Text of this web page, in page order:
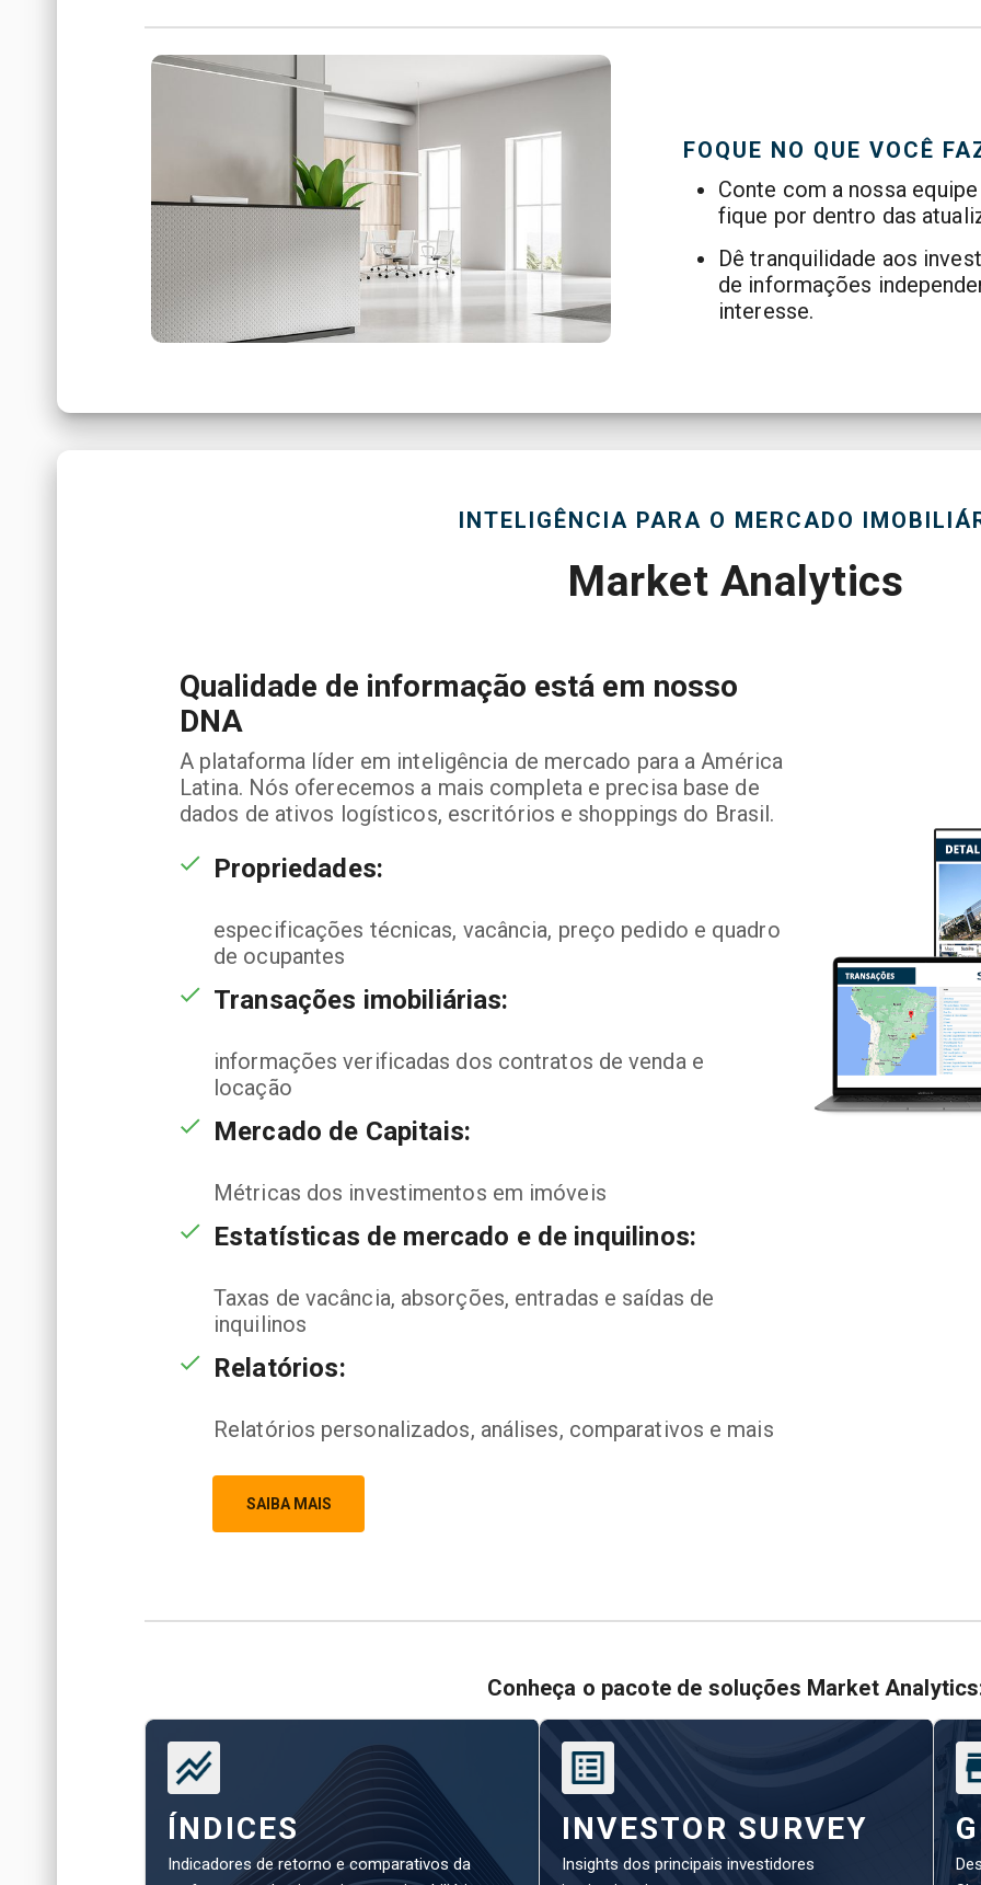
FOQUE NO QUE VOCÊ
Conte com a nossa
fique por dentro das
Dê tranquilidade aos
de informações
interesse.
INTELIGÊNCIA PARA O MERCADO
Market Analytics
Qualidade de informação está em nosso
DNA
A plataforma líder em inteligência de mercado para a América
Latina. Nós oferecemos a mais completa e precisa base de
dados de ativos logísticos, escritórios e shoppings do Brasil.
Propriedades:
especificações técnicas, vacância, preço pedido e quadro
de ocupantes
Transações imobiliárias:
informações verificadas dos contratos de venda e
locação
Mercado de Capitais:
Métricas dos investimentos em imóveis
Estatísticas de mercado e de inquilinos:
Taxas de vacância, absorções, entradas e saídas de
inquilinos
Relatórios:
Relatórios personalizados, análises, comparativos e mais
SAIBA MAIS
Conheça o pacote de soluções Market
ÍNDICES
Indicadores de retorno e comparativos da
INVESTOR SURVEY
Insights dos principais investidores